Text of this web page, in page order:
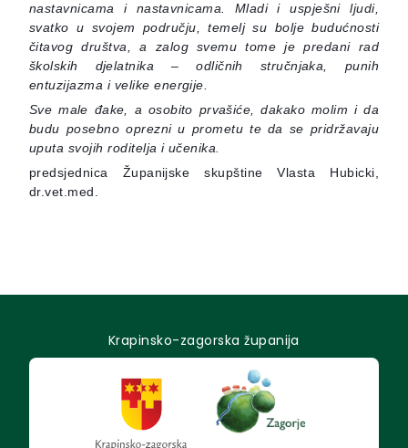
nastavnicama i nastavnicama. Mladi i uspješni ljudi,
svatko u svojem području, temelj su bolje budućnosti
čitavog društva, a zalog svemu tome je predani rad
školskih djelatnika – odličnih stručnjaka, punih
entuzijazma i velike energije.
Sve male đake, a osobito prvašiće, dakako molim i da
budu posebno oprezni u prometu te da se pridržavaju
uputa svojih roditelja i učenika.
predsjednica Županijske skupštine Vlasta Hubicki,
dr.vet.med.
Krapinsko-zagorska županija